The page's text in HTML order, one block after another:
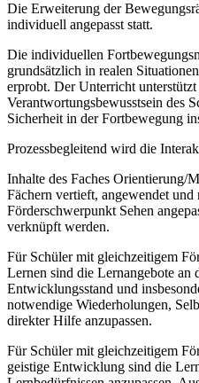
Die Erweiterung der
individuell angepasst statt.
Die individuellen
grundsätzlich in realen
erprobt. Der Unterricht
Verantwortungsbewusstsein des
Sicherheit in der Fortbewegung
Prozessbegleitend wird die
Inhalte des Faches Orientierung/
Fächern vertieft, angewendet und
Förderschwerpunkt Sehen
verknüpft werden.
Für Schüler mit gleichzeitigem
Lernen sind die Lernangebote an
Entwicklungsstand und
notwendige Wiederholungen,
direkter Hilfe anzupassen.
Für Schüler mit gleichzeitigem
geistige Entwicklung sind die